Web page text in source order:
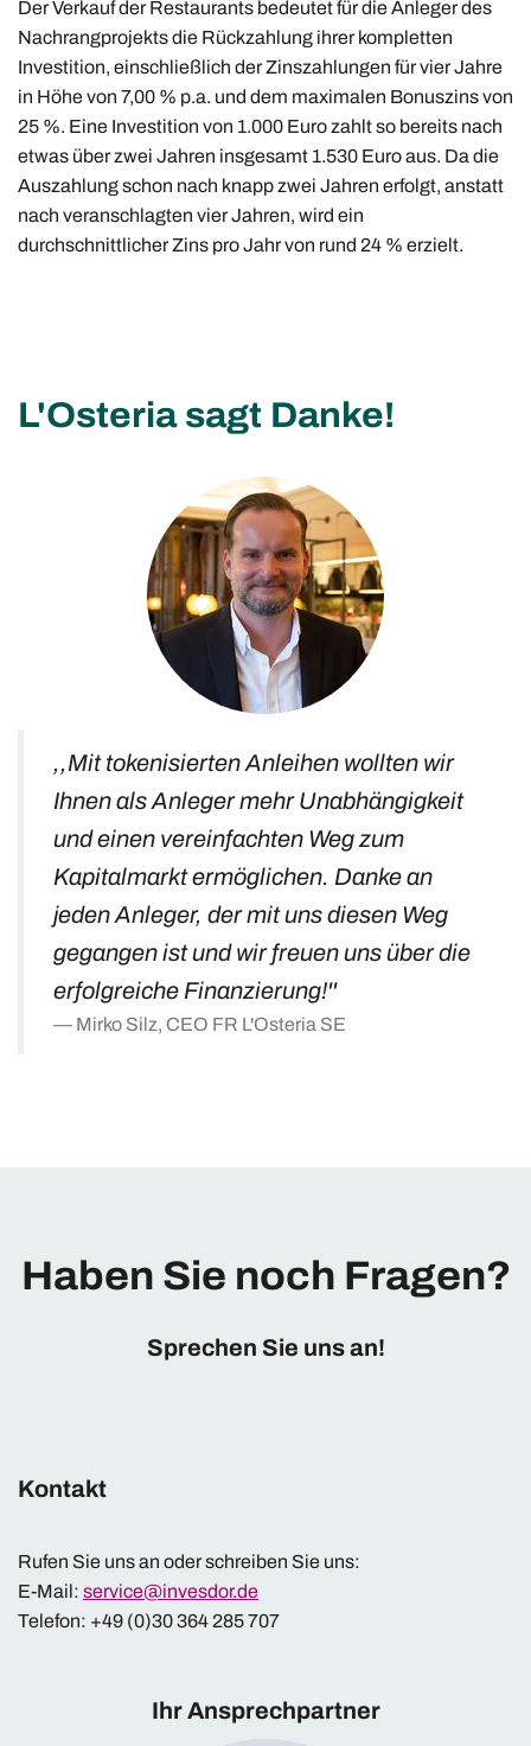
Der Verkauf der Restaurants bedeutet für die Anleger des
Nachrangprojekts die Rückzahlung ihrer kompletten
Investition, einschließlich der Zinszahlungen für vier Jahre
in Höhe von 7,00 % p.a. und dem maximalen Bonuszins von
25 %. Eine Investition von 1.000 Euro zahlt so bereits nach
etwas über zwei Jahren insgesamt 1.530 Euro aus. Da die
Auszahlung schon nach knapp zwei Jahren erfolgt, anstatt
nach veranschlagten vier Jahren, wird ein
durchschnittlicher Zins pro Jahr von rund 24 % erzielt.
L'Osteria sagt Danke!
,,Mit tokenisierten Anleihen wollten wir
Ihnen als Anleger mehr Unabhängigkeit
und einen vereinfachten Weg zum
Kapitalmarkt ermöglichen. Danke an
jeden Anleger, der mit uns diesen Weg
gegangen ist und wir freuen uns über die
erfolgreiche Finanzierung!''
Mirko Silz, CEO FR L'Osteria SE
Haben Sie noch Fragen?
Sprechen Sie uns an!
Kontakt
Rufen Sie uns an oder schreiben Sie uns:
E-Mail: service@invesdor.de
Telefon: +49 (0)30 364 285 707
Ihr Ansprechpartner